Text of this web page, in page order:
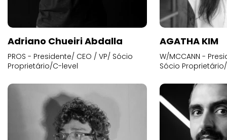
Adriano Chueiri Abdalla
PROS - Presidente/ CEO / VP/ Sócio
Proprietário/C-level
AGATHA KIM
W/MCCANN -
Sócio